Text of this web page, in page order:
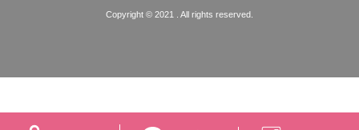
Copyright © 2021 . All rights reserved.